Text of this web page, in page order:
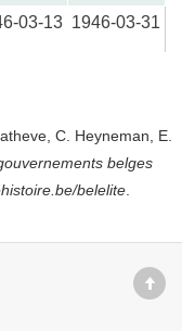
03-13 1946-03-31
C. Heyneman, E.
belges
belelite